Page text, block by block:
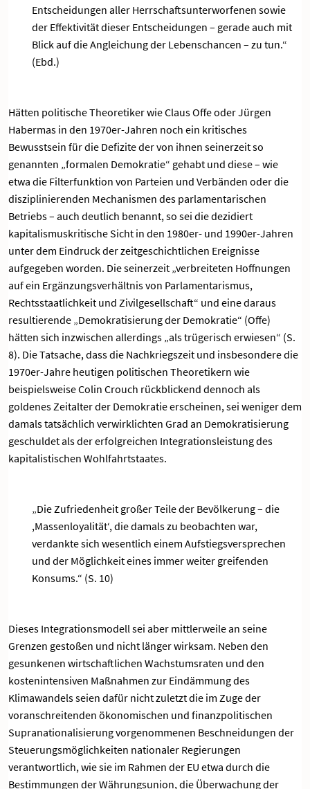
Entscheidungen aller Herrschaftsunterworfenen sowie
der Effektivität dieser Entscheidungen – gerade auch mit
Blick auf die Angleichung der Lebenschancen – zu tun.“
(Ebd.)
Hätten politische Theoretiker wie Claus Offe oder Jürgen
Habermas in den 1970er-Jahren noch ein kritisches
Bewusstsein für die Defizite der von ihnen seinerzeit so
genannten „formalen Demokratie“ gehabt und diese – wie
etwa die Filterfunktion von Parteien und Verbänden oder die
disziplinierenden Mechanismen des parlamentarischen
Betriebs – auch deutlich benannt, so sei die dezidiert
kapitalismuskritische Sicht in den 1980er- und 1990er-Jahren
unter dem Eindruck der zeitgeschichtlichen Ereignisse
aufgegeben worden. Die seinerzeit „verbreiteten Hoffnungen
auf ein Ergänzungsverhältnis von Parlamentarismus,
Rechtsstaatlichkeit und Zivilgesellschaft“ und eine daraus
resultierende „Demokratisierung der Demokratie“ (Offe)
hätten sich inzwischen allerdings „als trügerisch erwiesen“ (S.
8). Die Tatsache, dass die Nachkriegszeit und insbesondere die
1970er-Jahre heutigen politischen Theoretikern wie
beispielsweise Colin Crouch rückblickend dennoch als
goldenes Zeitalter der Demokratie erscheinen, sei weniger dem
damals tatsächlich verwirklichten Grad an Demokratisierung
geschuldet als der erfolgreichen Integrationsleistung des
kapitalistischen Wohlfahrtstaates.
„Die Zufriedenheit großer Teile der Bevölkerung – die
,Massenloyalität‘, die damals zu beobachten war,
verdankte sich wesentlich einem Aufstiegsversprechen
und der Möglichkeit eines immer weiter greifenden
Konsums.“ (S. 10)
Dieses Integrationsmodell sei aber mittlerweile an seine
Grenzen gestoßen und nicht länger wirksam. Neben den
gesunkenen wirtschaftlichen Wachstumsraten und den
kostenintensiven Maßnahmen zur Eindämmung des
Klimawandels seien dafür nicht zuletzt die im Zuge der
voranschreitenden ökonomischen und finanzpolitischen
Supranationalisierung vorgenommenen Beschneidungen der
Steuerungsmöglichkeiten nationaler Regierungen
verantwortlich, wie sie im Rahmen der EU etwa durch die
Bestimmungen der Währungsunion, die Überwachung der